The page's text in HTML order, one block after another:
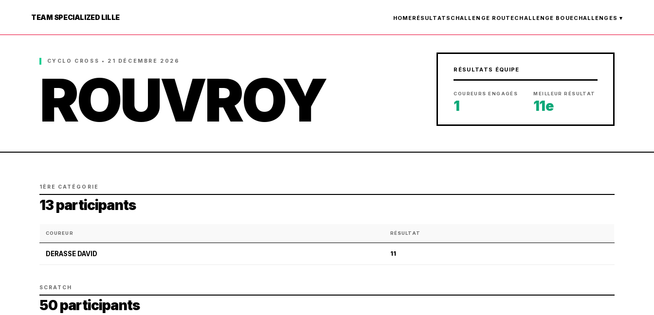
TEAM SPECIALIZED LILLE HOMERÉSULTATS CHALLENGE ROUTECHALLENGE BOUECHALLENGES ▾
CYCLO CROSS • 21 DÉCEMBRE 2026
ROUVROY RÉSULTATS ÉQUIPE
COUREURS ENGAGÉS
1
MEILLEUR RÉSULTAT
11e
1ÈRE CATÉGORIE
13 participants
COUREUR RÉSULTAT
DERASSE DAVID 11
SCRATCH
50 participants